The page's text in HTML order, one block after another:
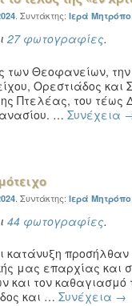
Συντάκτης: Ιερά
27 φωτογραφίες.
των Θεοφανείων,
Ορεστιάδος
Πτελέας, του τέως
… Συνέχεια
Συντάκτης: Ιερά
44 φωτογραφίες.
προσήλθαν
μας επαρχίας και
και τον
και … Συνέχεια →